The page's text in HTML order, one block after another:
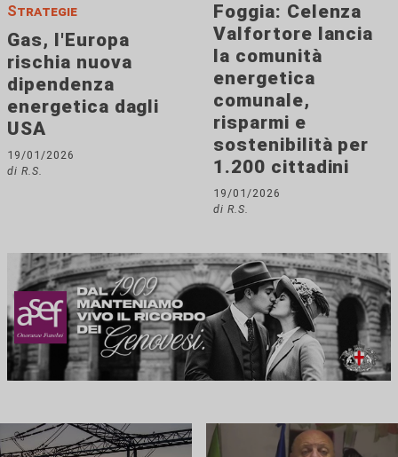
Strategie
Gas, l'Europa
rischia nuova
dipendenza
energetica dagli
USA
19/01/2026
di R.S.
Foggia: Celenza
Valfortore lancia
la comunità
energetica
comunale,
risparmi e
sostenibilità per
1.200 cittadini
19/01/2026
di R.S.